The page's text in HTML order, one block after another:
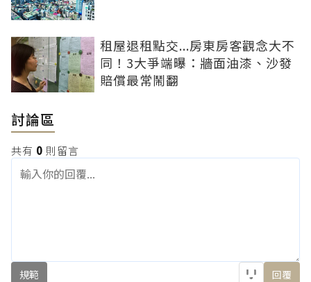
租屋退租點交...房東房客觀念大不
同！3大爭端曝：牆面油漆、沙發
賠償最常鬧翻
討論區
共有 0 則留言
規範 回覆